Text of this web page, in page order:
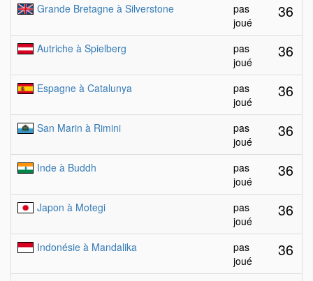
Grande Bretagne à Silverstone
pas
joué
36
Autriche à Spielberg
pas
joué
36
Espagne à Catalunya
pas
joué
36
San Marin à Rimini
pas
joué
36
Inde à Buddh
pas
joué
36
Japon à Motegi
pas
joué
36
Indonésie à Mandalika
pas
joué
36